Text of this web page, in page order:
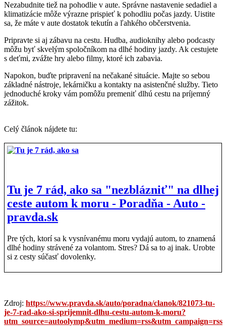
Nezabudnite tiež na pohodlie v aute. Správne nastavenie sedadiel a
klimatizácie môže výrazne prispieť k pohodliu počas jazdy. Uistite
sa, že máte v aute dostatok tekutín a ľahkého občerstvenia.
Pripravte si aj zábavu na cestu. Hudba, audioknihy alebo podcasty
môžu byť skvelým spoločníkom na dlhé hodiny jazdy. Ak cestujete
s deťmi, zvážte hry alebo filmy, ktoré ich zabavia.
Napokon, buďte pripravení na nečakané situácie. Majte so sebou
základné nástroje, lekárničku a kontakty na asistenčné služby. Tieto
jednoduché kroky vám pomôžu premeniť dlhú cestu na príjemný
zážitok.
Celý článok nájdete tu:
Tu je 7 rád, ako sa "nezblázniť" na dlhej
ceste autom k moru - Poradňa - Auto -
pravda.sk
Pre tých, ktorí sa k vysnívanému moru vydajú autom, to znamená
dlhé hodiny strávené za volantom. Stres? Dá sa to aj inak. Urobte
si z cesty súčasť dovolenky.
Zdroj: https://www.pravda.sk/auto/poradna/clanok/821073-tu-
je-7-rad-ako-si-sprijemnit-dlhu-cestu-autom-k-moru?
utm_source=autoolymp&utm_medium=rss&utm_campaign=rss